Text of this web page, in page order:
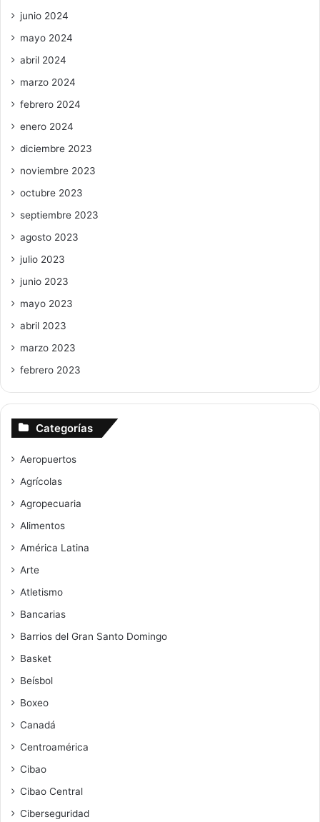
junio 2024
mayo 2024
abril 2024
marzo 2024
febrero 2024
enero 2024
diciembre 2023
noviembre 2023
octubre 2023
septiembre 2023
agosto 2023
julio 2023
junio 2023
mayo 2023
abril 2023
marzo 2023
febrero 2023
Categorías
Aeropuertos
Agrícolas
Agropecuaria
Alimentos
América Latina
Arte
Atletismo
Bancarias
Barrios del Gran Santo Domingo
Basket
Beísbol
Boxeo
Canadá
Centroamérica
Cibao
Cibao Central
Ciberseguridad